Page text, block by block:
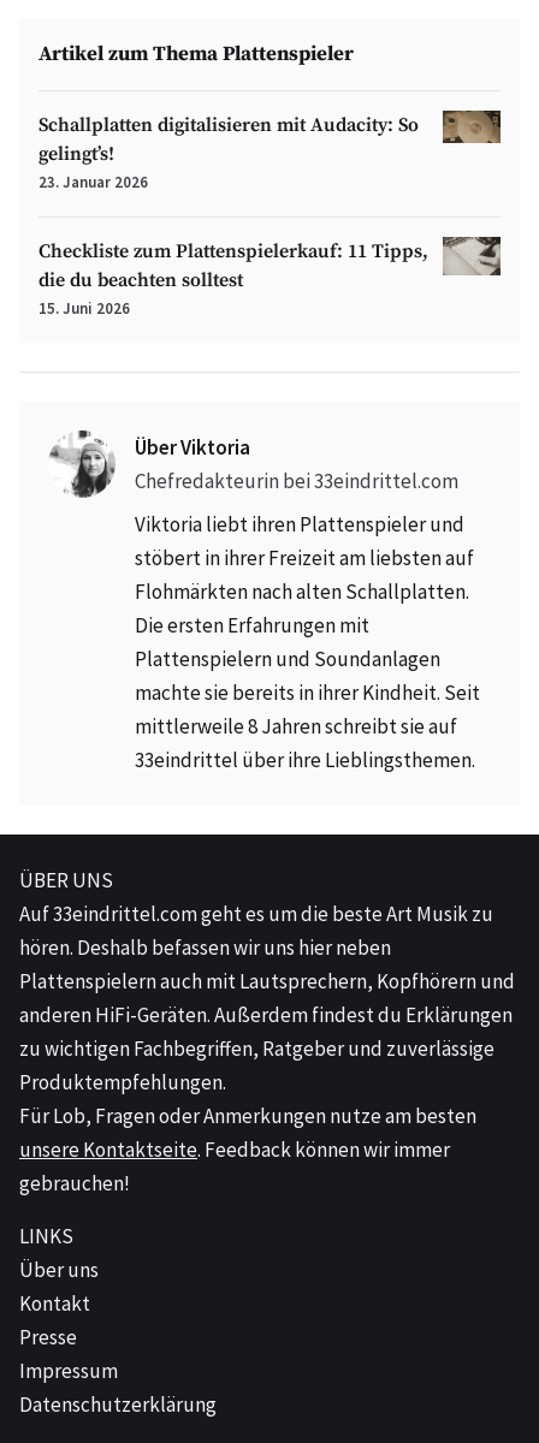
Artikel zum Thema Plattenspieler
Schallplatten digitalisieren mit Audacity: So
gelingt’s!
23. Januar 2026
Checkliste zum Plattenspielerkauf: 11 Tipps,
die du beachten solltest
15. Juni 2026
Über Viktoria
Chefredakteurin bei 33eindrittel.com
Viktoria liebt ihren Plattenspieler und
stöbert in ihrer Freizeit am liebsten auf
Flohmärkten nach alten Schallplatten.
Die ersten Erfahrungen mit
Plattenspielern und Soundanlagen
machte sie bereits in ihrer Kindheit. Seit
mittlerweile 8 Jahren schreibt sie auf
33eindrittel über ihre Lieblingsthemen.
ÜBER UNS
Auf33eindrittel.comgeht es um die beste Art Musik zu
hören. Deshalb befassen wir uns hier neben
Plattenspielern auch mit Lautsprechern, Kopfhörern und
anderen HiFi-Geräten. Außerdem findest du Erklärungen
zu wichtigen Fachbegriffen, Ratgeber und zuverlässige
Produktempfehlungen.
Für Lob, Fragen oder Anmerkungen nutze am besten
unsere Kontaktseite. Feedback können wir immer
gebrauchen!
LINKS
Über uns
Kontakt
Presse
Impressum
Datenschutzerklärung